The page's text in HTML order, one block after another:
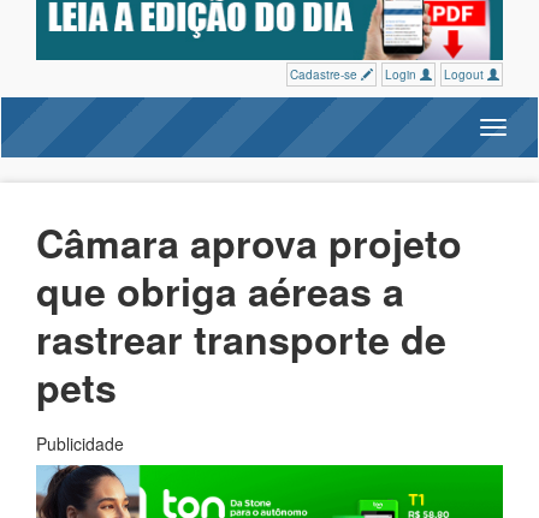
Cadastre-se Login Logout
Câmara aprova projeto
que obriga aéreas a
rastrear transporte de
pets
Publicidade